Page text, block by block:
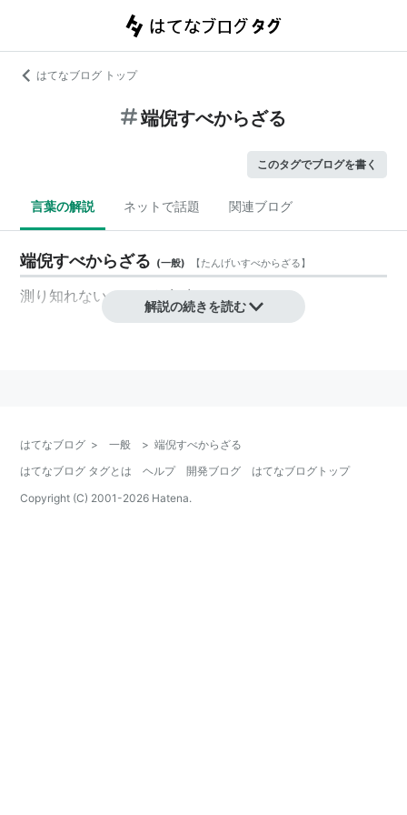
はてなブログ トップ
端倪すべからざる
このタグでブログを書く
言葉の解説 ネットで話題 関連ブログ
端倪すべからざる (一般) 【たんげいすべからざる】
測り知れない、という意味。
解説の続きを読む
はてなブログ > 一般 > 端倪すべからざる
はてなブログ タグとは
ヘルプ 開発ブログ
はてなブログトップ
Copyright (C) 2001-2026 Hatena.